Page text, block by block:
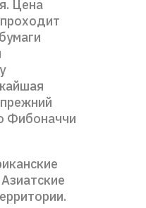
Цена
Фибоначчи